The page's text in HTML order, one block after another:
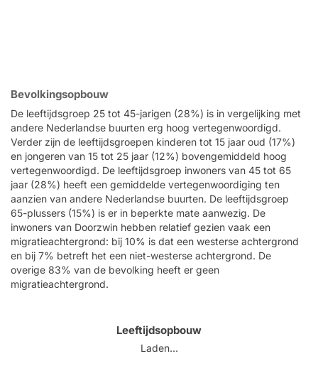
Bevolkingsopbouw
De leeftijdsgroep 25 tot 45-jarigen (28%) is in vergelijking met
andere Nederlandse buurten erg hoog vertegenwoordigd.
Verder zijn de leeftijdsgroepen kinderen tot 15 jaar oud (17%)
en jongeren van 15 tot 25 jaar (12%) bovengemiddeld hoog
vertegenwoordigd. De leeftijdsgroep inwoners van 45 tot 65
jaar (28%) heeft een gemiddelde vertegenwoordiging ten
aanzien van andere Nederlandse buurten. De leeftijdsgroep
65-plussers (15%) is er in beperkte mate aanwezig. De
inwoners van Doorzwin hebben relatief gezien vaak een
migratieachtergrond: bij 10% is dat een westerse achtergrond
en bij 7% betreft het een niet-westerse achtergrond. De
overige 83% van de bevolking heeft er geen
migratieachtergrond.
Leeftijdsopbouw
Laden...